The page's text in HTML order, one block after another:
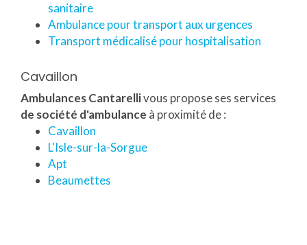
sanitaire
Ambulance pour transport aux urgences
Transport médicalisé pour hospitalisation
Cavaillon
Ambulances Cantarellivous propose ses services
de société d'ambulance à proximité de :
Cavaillon
L'Isle-sur-la-Sorgue
Apt
Beaumettes